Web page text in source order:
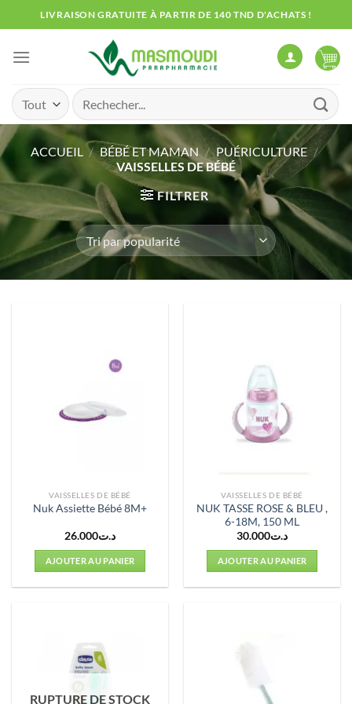
au
contenu
LIVRAISON GRATUITE À PARTIR DE 140 TND D'ACHATS !
Recherche
pour :
ACCUEIL / BÉBÉ ET MAMAN / PUÉRICULTURE /
VAISSELLES DE BÉBÉ
FILTRER
VAISSELLES DE BÉBÉ
Nuk Assiette Bébé 8M+
د.ت26.000
AJOUTER AU PANIER
VAISSELLES DE BÉBÉ
NUK TASSE ROSE & BLEU ,
6-18M, 150 ML
د.ت30.000
AJOUTER AU PANIER
RUPTURE DE STOCK